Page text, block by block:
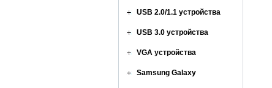
USB 2.0/1.1 устройства
USB 3.0 устройства
VGA устройства
Samsung Galaxy